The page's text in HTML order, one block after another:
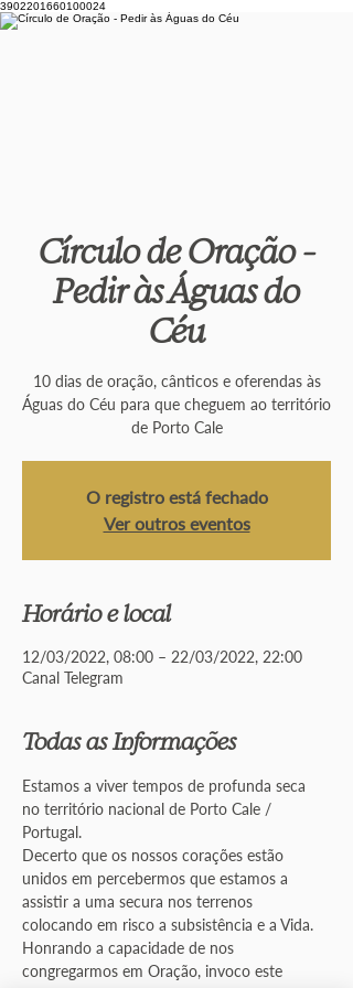
3902201660100024
Círculo de Oração -
Pedir às Águas do
Céu
10 dias de oração, cânticos e oferendas às
Águas do Céu para que cheguem ao território
de Porto Cale
O registro está fechado
Ver outros eventos
Horário e local
12/03/2022, 08:00 – 22/03/2022, 22:00
Canal Telegram
Todas as Informações
Estamos a viver tempos de profunda seca
no território nacional de Porto Cale /
Portugal.
Decerto que os nossos corações estão
unidos em percebermos que estamos a
assistir a uma secura nos terrenos
colocando em risco a subsistência e a Vida.
Honrando a capacidade de nos
congregarmos em Oração, invoco este